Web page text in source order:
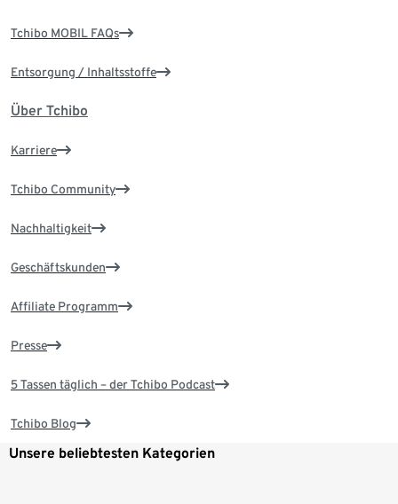
Tchibo MOBIL FAQs
Entsorgung / Inhaltsstoffe
Über Tchibo
Karriere
Tchibo Community
Nachhaltigkeit
Geschäftskunden
Affiliate Programm
Presse
5 Tassen täglich – der Tchibo Podcast
Tchibo Blog
Unsere beliebtesten Kategorien